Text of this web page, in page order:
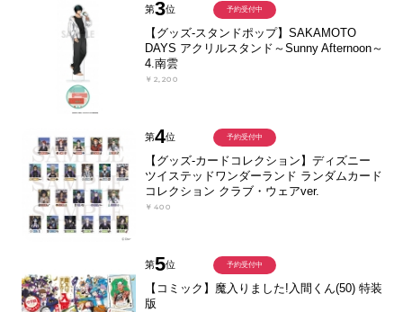
第3位
【グッズ-スタンドポップ】SAKAMOTO
DAYS アクリルスタンド～Sunny Afternoon～
4.南雲
￥2,200
予約受付中
第4位
【グッズ-カードコレクション】ディズニー
ツイステッドワンダーランド ランダムカード
コレクション クラブ・ウェアver.
￥400
予約受付中
第5位
【コミック】魔入りました!入間くん(50) 特装
版
予約受付中